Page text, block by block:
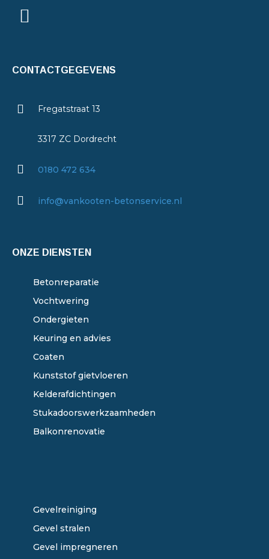
CONTACTGEGEVENS
Fregatstraat 13
3317 ZC Dordrecht
0180 472 634
info@vankooten-betonservice.nl
ONZE DIENSTEN
Betonreparatie
Vochtwering
Ondergieten
Keuring en advies
Coaten
Kunststof gietvloeren
Kelderafdichtingen
Stukadoorswerkzaamheden
Balkonrenovatie
Gevelreiniging
Gevel stralen
Gevel impregneren